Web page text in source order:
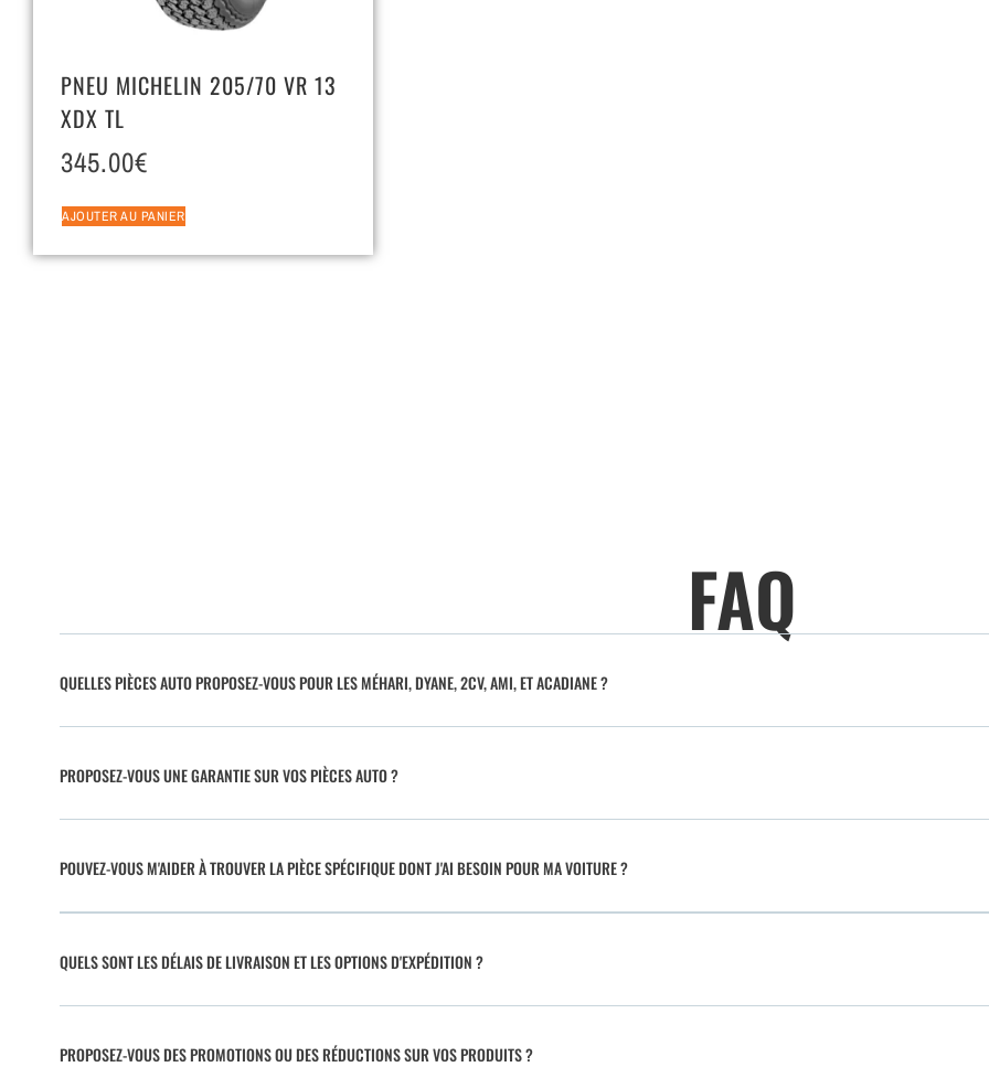
PNEU MICHELIN 205/70 VR 13
XDX TL
345.00€
AJOUTER AU PANIER
FAQ
QUELLES PIÈCES AUTO PROPOSEZ-VOUS POUR LES MÉHARI, DYANE, 2CV, AMI, ET ACADIANE ?
PROPOSEZ-VOUS UNE GARANTIE SUR VOS PIÈCES AUTO ?
POUVEZ-VOUS M'AIDER À TROUVER LA PIÈCE SPÉCIFIQUE DONT J'AI BESOIN POUR MA VOITURE ?
QUELS SONT LES DÉLAIS DE LIVRAISON ET LES OPTIONS D'EXPÉDITION ?
PROPOSEZ-VOUS DES PROMOTIONS OU DES RÉDUCTIONS SUR VOS PRODUITS ?